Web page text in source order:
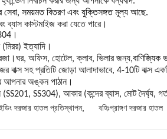
সেবা, সময়মত বিতরণ এবং যুক্তিসঙ্গত মূল্য আছে.
কাস্টমাইজ করা যেতে পারে।
ইত্যাদি।
অফিস, হোটেল, ক্লাব, ভিলার জন্য,বাণিজ্যিক
সহ প্রতিটি জোড়া আলাদাভাবে, 4-10টি বাক্স একটি
আপনার অঙ্কন পাঠান।
SS304), আকার (কন্দের ব্যাস, মোট দৈর্ঘ্য,
দরজার হাতল প্রতিস্থাপন, বহিঃপ্রাঙ্গণ দরজার হাতল